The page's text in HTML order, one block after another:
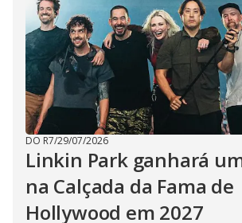
DO R7/29/07/2026
Linkin Park ganhará
na Calçada da Fama de
Hollywood em 2027